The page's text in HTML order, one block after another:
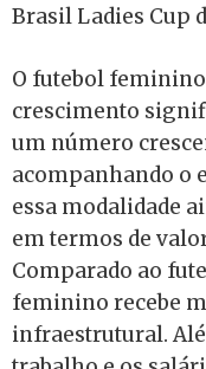
Brasil Ladies Cup
O futebol
crescimento
um número
acompanhando o
essa modalidade
em termos de
Comparado ao
feminino recebe
infraestrutural.